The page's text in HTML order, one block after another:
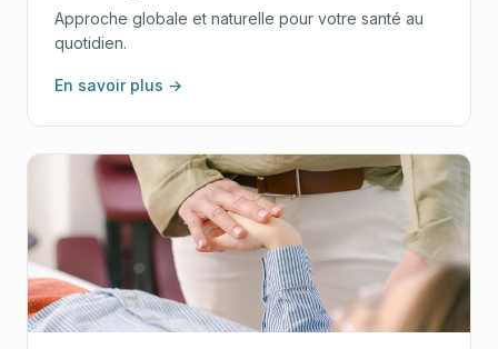
Approche globale et naturelle pour votre santé au
quotidien.
En savoir plus →